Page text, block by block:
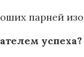
парней
успеха?